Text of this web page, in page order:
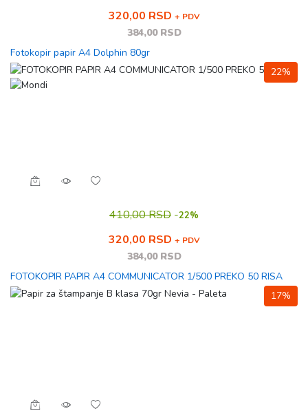
320,00 RSD + PDV
384,00 RSD
Fotokopir papir A4 Dolphin 80gr
22%
410,00 RSD -22%
320,00 RSD + PDV
384,00 RSD
FOTOKOPIR PAPIR A4 COMMUNICATOR 1/500 PREKO 50 RISA
17%